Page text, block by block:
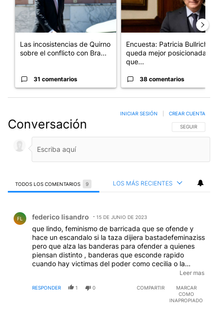
Las incosistencias de Quirno
sobre el conflicto con Bra...
31 comentarios
Encuesta: Patricia Bullrich
queda mejor posicionada
que...
38 comentarios
Conversación SIGA ESTA
SEGUIR
INICIAR SESIÓN CREAR CUENTA
TODOS LOS COMENTARIOS 9 LOS MÁS RECIENTES
FL federico lisandro 15 DE JUNIO DE 2023
que lindo, feminismo de barricada que se ofende y
hace un escandalo si la taza dijiera bastadefeminaziss
pero que alza las banderas para ofender a quienes
piensan distinto , banderas que esconde rapido
cuando hay victimas del poder como cecilia o la
sobrina de alperovich , banderas feministas que
victimarios tambien, por que hay una sola cosa clara
en los k y es la construccion de un relato hipocrita y
Leer mas
RESPONDER 1 0 COMPARTIR
MARCAR
COMO
INAPROPIADO